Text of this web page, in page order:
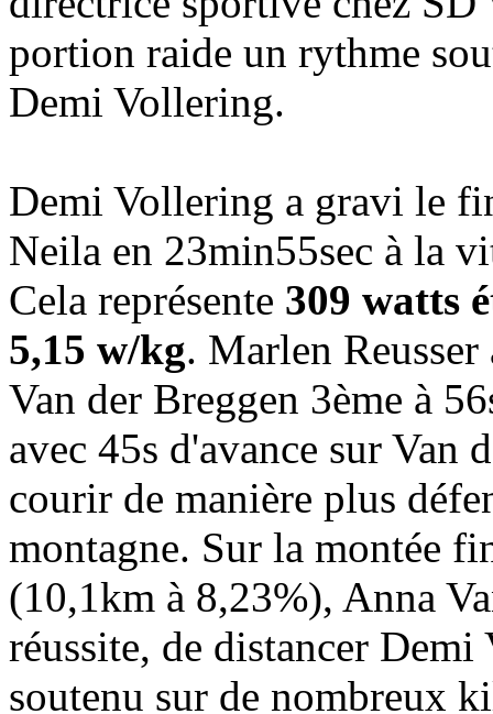
portion raide un rythme
Demi Vollering.
Demi Vollering a gravi le
Neila en 23min55sec à la
Cela représente 309 watts
5,15 w/kg. Marlen Reusser
Van der Breggen 3ème à
avec 45s d'avance sur Van
courir de manière plus
montagne. Sur la montée
(10,1km à 8,23%), Anna
réussite, de distancer
soutenu sur de nombreux